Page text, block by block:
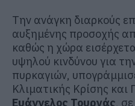
Την ανάγκη διαρκούς
αυξημένης προσοχής
καθώς η χώρα
υψηλού κινδύνου για
πυρκαγιών,
Κλιματικής Κρίσης και
Ευάγγελος Τουρνάς ,